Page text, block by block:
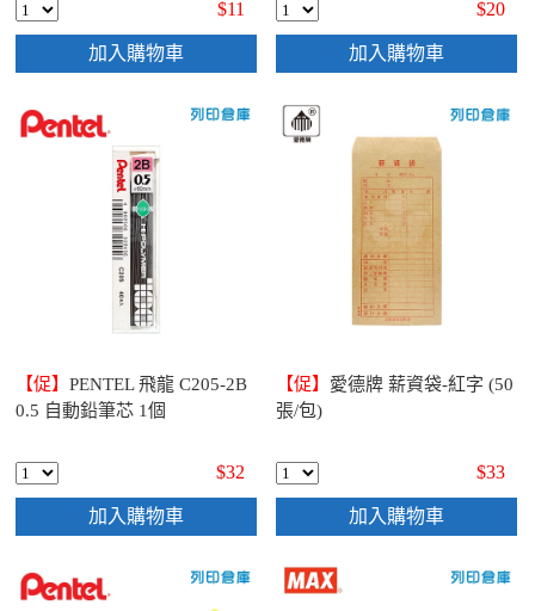
$11
加入購物車
$20
加入購物車
【促】PENTEL 飛龍 C205-2B
0.5 自動鉛筆芯 1個
$32
加入購物車
【促】 愛德牌 薪資袋-紅字 (50
張/包)
$33
加入購物車